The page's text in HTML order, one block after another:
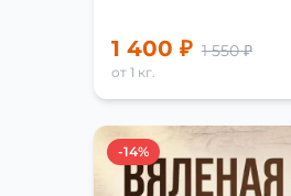
1 400 ₽ 1 550 ₽
от 1 кг.
-14%